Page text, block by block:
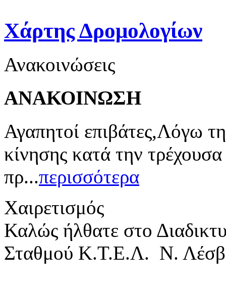
Χάρτης Δρομολογίων
Ανακοινώσεις
ΑΝΑΚΟΙΝΩΣΗ
Αγαπητοί επιβάτες,Λόγω
κίνησης κατά την
πρ...περισσότερα
Χαιρετισμός
Καλώς ήλθατε στο
Σταθμού Κ.Τ.Ε.Λ. Ν.